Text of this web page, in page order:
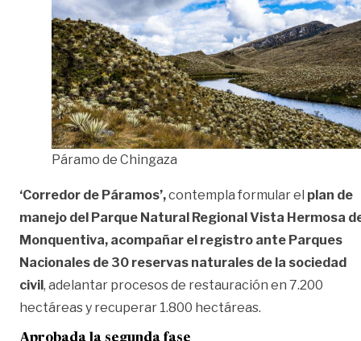
Páramo de Chingaza
‘Corredor de Páramos’,contempla formular el plan de
manejo del Parque Natural Regional Vista Hermosa
Monquentiva, acompañar el registro ante Parques
Nacionales de 30 reservas naturales de la sociedad
civil , adelantar procesos de restauración en 7.200
hectáreas y recuperar 1.800 hectáreas.